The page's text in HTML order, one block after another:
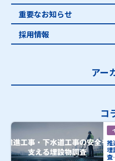
重要なお知らせ
採用情報
アー
コ
推
埋